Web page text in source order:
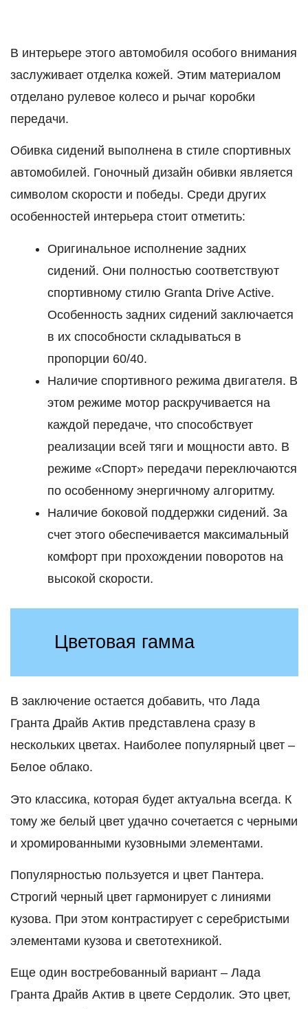
В интерьере этого автомобиля особого внимания
заслуживает отделка кожей. Этим материалом
отделано рулевое колесо и рычаг коробки
передачи.
Обивка сидений выполнена в стиле спортивных
автомобилей. Гоночный дизайн обивки является
символом скорости и победы. Среди других
особенностей интерьера стоит отметить:
Оригинальное исполнение задних
сидений. Они полностью соответствуют
спортивному стилю Granta Drive Active.
Особенность задних сидений заключается
в их способности складываться в
пропорции 60/40.
Наличие спортивного режима двигателя. В
этом режиме мотор раскручивается на
каждой передаче, что способствует
реализации всей тяги и мощности авто. В
режиме «Спорт» передачи переключаются
по особенному энергичному алгоритму.
Наличие боковой поддержки сидений. За
счет этого обеспечивается максимальный
комфорт при прохождении поворотов на
высокой скорости.
Цветовая гамма
В заключение остается добавить, что Лада
Гранта Драйв Актив представлена сразу в
нескольких цветах. Наиболее популярный цвет –
Белое облако.
Это классика, которая будет актуальна всегда. К
тому же белый цвет удачно сочетается с черными
и хромированными кузовными элементами.
Популярностью пользуется и цвет Пантера.
Строгий черный цвет гармонирует с линиями
кузова. При этом контрастирует с серебристыми
элементами кузова и светотехникой.
Еще один востребованный вариант – Лада
Гранта Драйв Актив в цвете Сердолик. Это цвет,